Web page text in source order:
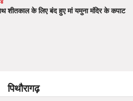
शीतकाल के लिए बंद हुए मां यमुना मंदिर के कपाट
पिथौरागढ़